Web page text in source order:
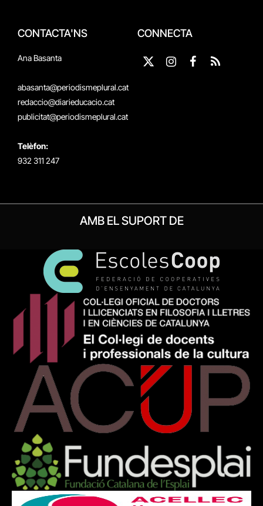
CONTACTA'NS
Ana Basanta
abasanta@periodismeplural.cat
redaccio@diarieducacio.cat
publicitat@periodismeplural.cat
Telèfon:
932 311 247
CONNECTA
X
Instagram
Facebook
RSS
AMB EL SUPORT DE